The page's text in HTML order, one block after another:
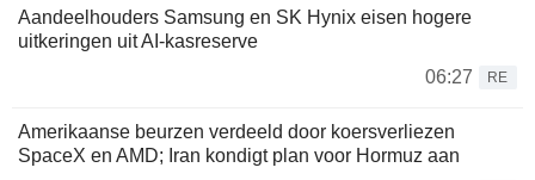
Aandeelhouders Samsung en SK Hynix eisen hogere
uitkeringen uit AI-kasreserve
06:27
RE
Amerikaanse beurzen verdeeld door koersverliezen
SpaceX en AMD; Iran kondigt plan voor Hormuz aan